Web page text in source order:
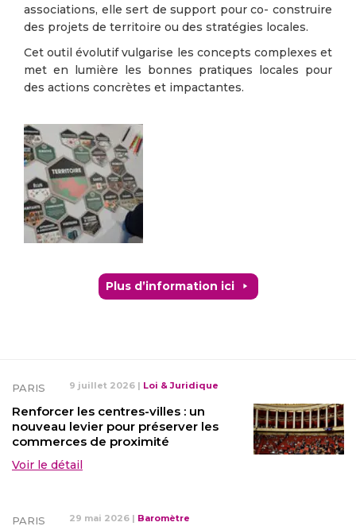
associations, elle sert de support pour co- construire
des projets de territoire ou des stratégies locales.
Cet outil évolutif vulgarise les concepts complexes et
met en lumière les bonnes pratiques locales pour
des actions concrètes et impactantes.
Plus d’information ici
PARIS 9 juillet 2026 | Loi & Juridique
Renforcer les centres-villes : un
nouveau levier pour préserver les
commerces de proximité
Voir le détail
PARIS 29 mai 2026 | Baromètre